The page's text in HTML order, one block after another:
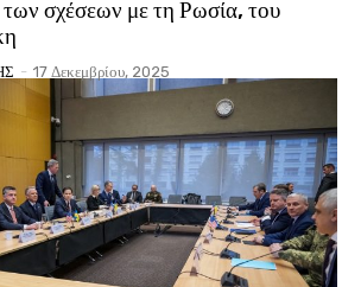
των σχέσεων με τη Ρωσία, του
- 17 Δεκεμβρίου, 2025